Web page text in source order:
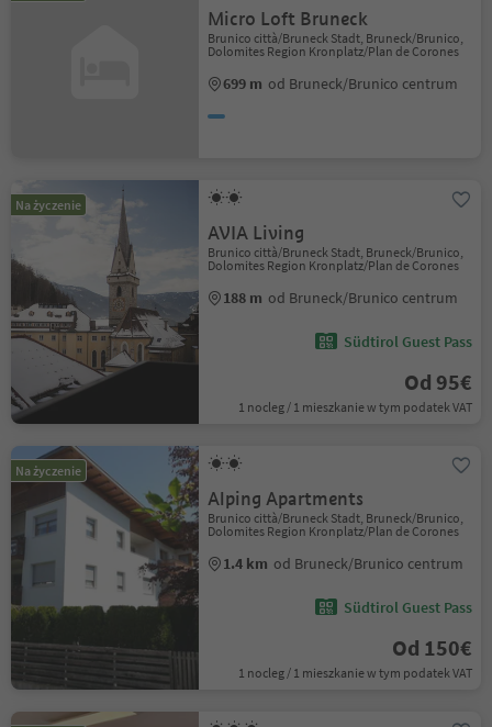
Micro Loft Bruneck
Brunico città/Bruneck Stadt, Bruneck/Brunico,
Dolomites Region Kronplatz/Plan de Corones
699 m od Bruneck/Brunico centrum
Na życzenie
AVIA Living
Brunico città/Bruneck Stadt, Bruneck/Brunico,
Dolomites Region Kronplatz/Plan de Corones
188 m od Bruneck/Brunico centrum
Südtirol Guest Pass
Od 95€
1 nocleg / 1 mieszkanie w tym podatek VAT
Na życzenie
Alping Apartments
Brunico città/Bruneck Stadt, Bruneck/Brunico,
Dolomites Region Kronplatz/Plan de Corones
1.4 km od Bruneck/Brunico centrum
Südtirol Guest Pass
Od 150€
1 nocleg / 1 mieszkanie w tym podatek VAT